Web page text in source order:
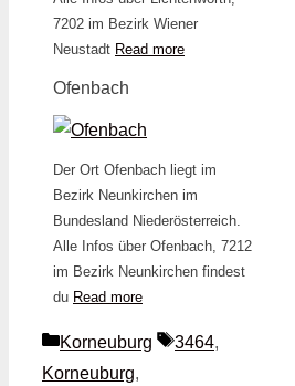
7202 im Bezirk Wiener
Neustadt Read more
Ofenbach
Der Ort Ofenbach liegt im
Bezirk Neunkirchen im
Bundesland Niederösterreich.
Alle Infos über Ofenbach, 7212
im Bezirk Neunkirchen findest
du Read more
Kategorien
Korneuburg Schlagwörter
3464,
Korneuburg,